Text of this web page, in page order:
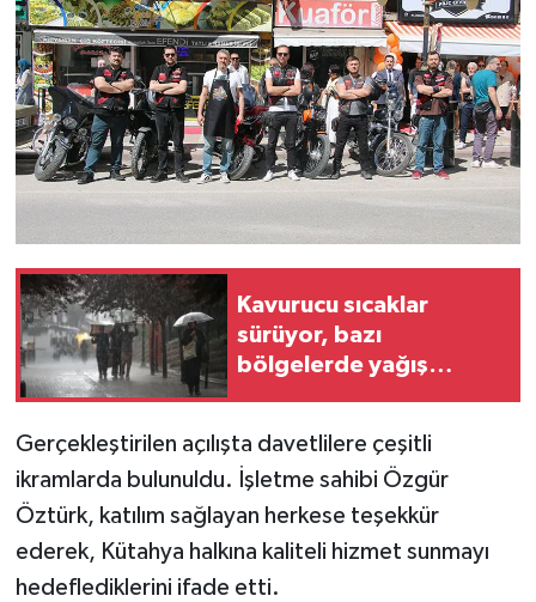
Kavurucu sıcaklar
sürüyor, bazı
bölgelerde yağış
Gerçekleştirilen açılışta davetlilere çeşitli
ikramlarda bulunuldu. İşletme sahibi Özgür
Öztürk, katılım sağlayan herkese teşekkür
ederek, Kütahya halkına kaliteli hizmet sunmayı
hedeflediklerini ifade etti.
Politika
Resmi İlan
Rüya Tabirleri
Şaphane
Simav
Siyaset
Spor
Tavşanlı
Teknoloji